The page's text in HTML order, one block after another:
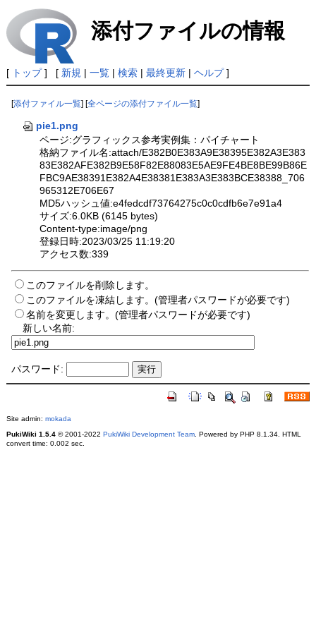
添付ファイルの情報
[ トップ] [ 新規 | 一覧| 検索| 最終更新| ヘルプ]
[添付ファイル一覧 ] [全ページの添付ファイル一覧
pie1.png
ページ:グラフィックス参考実例集：パイチャート
格納ファイル名:attach/E382B0E383A9E38395E382A3E383
83E382AFE382B9E58F82E88083E5AE9FE4BE8BE99B86E
FBC9AE38391E382A4E38381E383A3E383BCE38388_706
965312E706E67
MD5ハッシュ値:e4fedcdf73764275c0c0cdfb6e7e91a4
サイズ:6.0KB (6145 bytes)
Content-type:image/png
登録日時:2023/03/25 11:19:20
アクセス数:339
このファイルを削除します。
このファイルを凍結します。(管理者パスワードが必要です)
名前を変更します。(管理者パスワードが必要です)
新しい名前:
パスワード:
Site admin: mokada
PukiWiki 1.5.4© 2001-2022 PukiWiki Development Team. Powered by PHP 8.1.34. HTML
convert time: 0.002 sec.